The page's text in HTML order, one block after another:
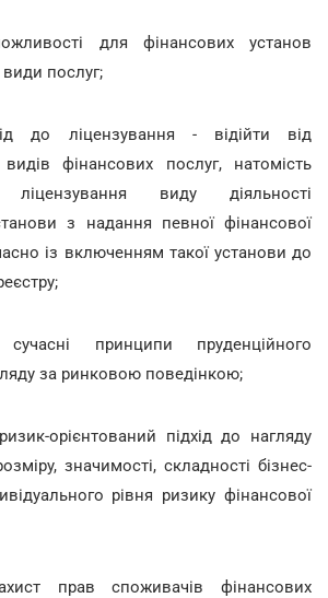
для фінансових установ
послуг;
до ліцензування - відійти від
видів фінансових послуг, натомість
ліцензування виду діяльності
з надання певної фінансової
із включенням такої установи до
сучасні принципи пруденційного
за ринковою поведінкою;
орієнтований підхід до нагляду
значимості, складності бізнес-
рівня ризику фінансової
прав споживачів фінансових